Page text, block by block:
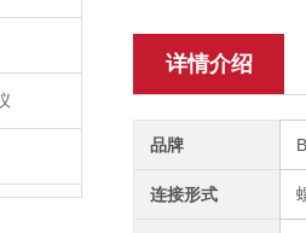
详情介绍
品牌
连接形式